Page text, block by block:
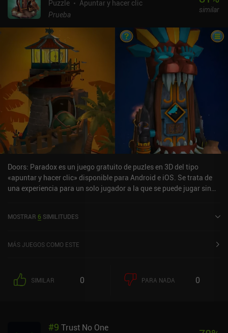
Puzzle
Apuntar y hacer clic
Prueba
similar
Doors: Paradox es un juego gratuito de puzles en 3D del tipo
«apuntar y hacer clic» disponible para Android e iOS. Se trata de
una experiencia para un solo jugador a la que se puede jugar sin
en septiembre de 2021 y tiene actualmente una valoración de 4,7
MOSTRAR 6 SIMILITUDES
MÁS JUEGOS COMO ESTE
SIMILAR 0 PARA NADA 0
#9 Trust No One